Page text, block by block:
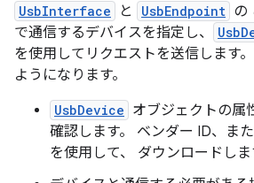
UsbInterface と UsbEndpoint の
で通信するデバイスを指定し、
を使用してリクエストを送信します
ようになります。
UsbDevice オブジェクトの属
確認します。 ベンダー ID、ま
を使用して、 ダウンロードしま